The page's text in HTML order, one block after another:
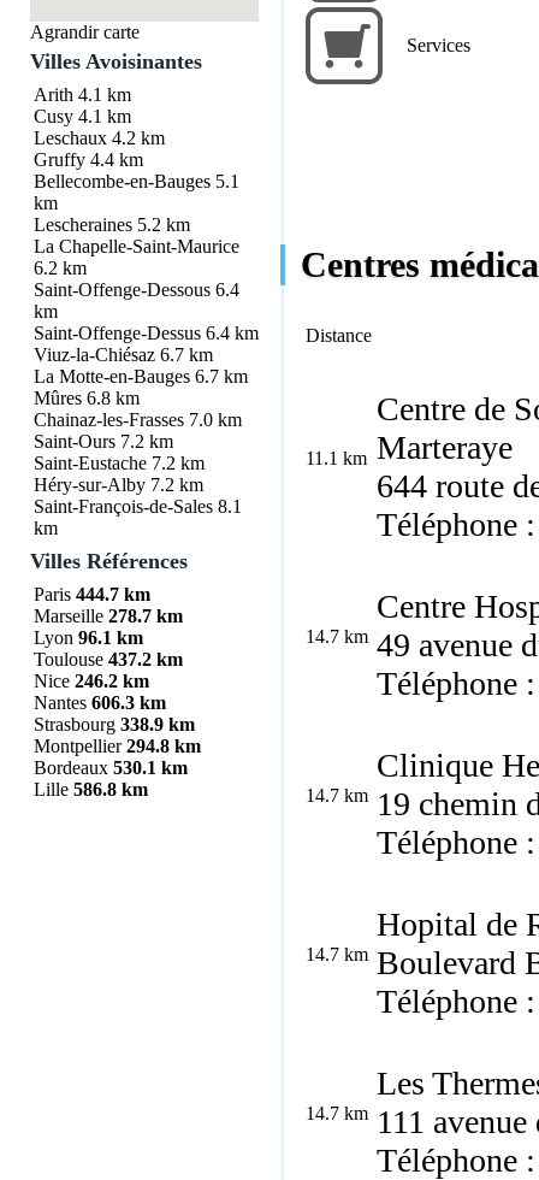
Agrandir carte
Villes Avoisinantes
Arith 4.1 km
Cusy4.1 km
Leschaux4.2 km
Gruffy4.4 km
Bellecombe-en-Bauges5.1
km
Lescheraines5.2 km
La Chapelle-Saint-Maurice
6.2 km
Saint-Offenge-Dessous6.4
km
Saint-Offenge-Dessus6.4 km
Viuz-la-Chiésaz6.7 km
La Motte-en-Bauges6.7 km
Mûres6.8 km
Chainaz-les-Frasses7.0 km
Saint-Ours7.2 km
Saint-Eustache7.2 km
Héry-sur-Alby7.2 km
Saint-François-de-Sales8.1
km
Villes Références
Paris 444.7 km
Marseille 278.7 km
Lyon 96.1 km
Toulouse 437.2 km
Nice 246.2 km
Nantes 606.3 km
Strasbourg 338.9 km
Montpellier 294.8 km
Bordeaux 530.1 km
Lille 586.8 km
Services
Centres
Distance
11.1 km
Centre de
Marteraye
644 route
Téléphone
14.7 km
Centre
49 avenue
Téléphone
14.7 km
Clinique
19 chemin
Téléphone
14.7 km
Hopital de
Boulevard
Téléphone
14.7 km
Les
111
Téléphone